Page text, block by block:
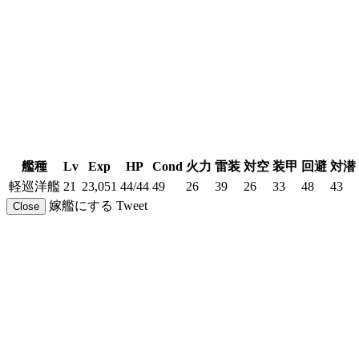
艦種 Lv Exp HP Cond 火力 雷装 対空 装甲 回避 対潜
軽巡洋艦 21 23,051 44/44 49 26 39 26 33 48 43
Close 嫁艦にする Tweet